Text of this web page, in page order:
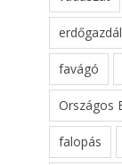
favágó
Országos
falopás